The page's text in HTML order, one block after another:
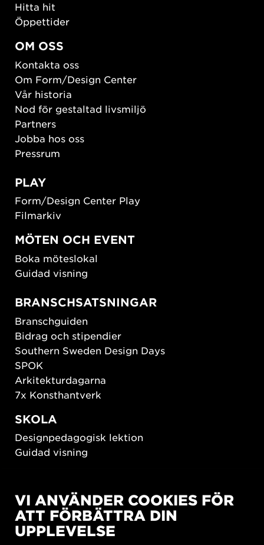
Hitta hit
Öppettider
OM OSS
Kontakta oss
Om Form/Design Center
Vår historia
Nod för gestaltad livsmiljö
Partners
Jobba hos oss
Pressrum
PLAY
Form/Design Center Play
Filmarkiv
MÖTEN OCH EVENT
Boka möteslokal
Guidad visning
BRANSCHSATSNINGAR
Branschguiden
Bidrag och stipendier
Southern Sweden Design Days
SPOK
Arkitekturdagarna
7x Konsthantverk
SKOLA
Designpedagogisk lektion
Guidad visning
New European Bauhaus
SUSTAINORDIC
Share Future Living
VI ANVÄNDER COOKIES FÖR
ATT FÖRBÄTTRA DIN
UPPLEVELSE